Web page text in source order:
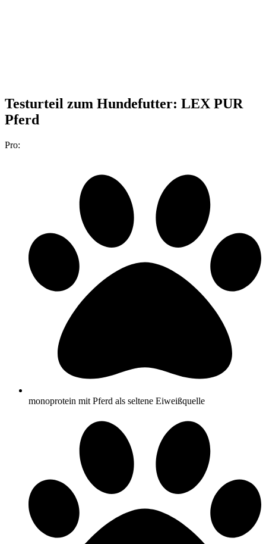
Testurteil zum Hundefutter: LEX PUR
Pferd
Pro:
monoprotein mit Pferd als seltene Eiweißquelle